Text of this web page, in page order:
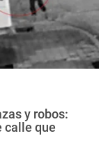
y robos:
calle que